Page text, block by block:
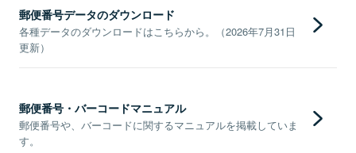
郵便番号データのダウンロード
各種データのダウンロードはこちらから。（2026年7月31日
更新）
郵便番号・バーコードマニュアル
郵便番号や、バーコードに関するマニュアルを掲載していま
す。